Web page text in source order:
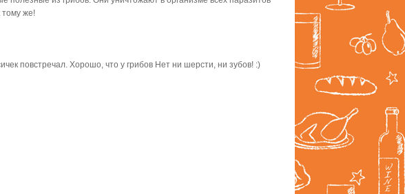
тому же!
повстречал. Хорошо, что у грибов Нет ни шерсти, ни зубов! :)